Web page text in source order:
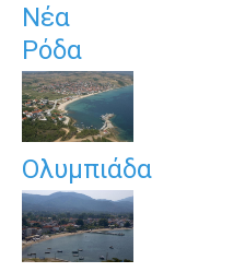
Νέα
Ρόδα
Ολυμπιάδα